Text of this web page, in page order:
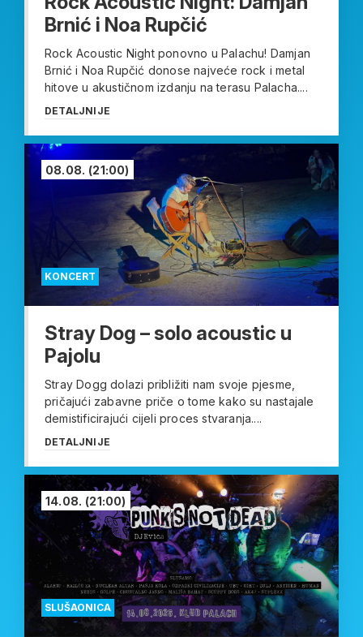
Brnić i Noa Rupčić
Rock Acoustic Night ponovno u Palachu! Damjan
Brnić i Noa Rupčić donose najveće rock i metal
hitove u akustičnom izdanju na terasu Palacha....
DETALJNIJE
KONCERT
08.08. (21:00)
Stray Dog – solo acoustic u
Pajolu
Stray Dogg dolazi približiti nam svoje pjesme,
pričajući zabavne priče o tome kako su nastajale
demistificirajući cijeli proces stvaranja....
DETALJNIJE
SLUŠAONICA
14.08. (21:00)